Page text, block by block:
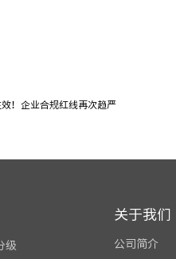
！企业合规红线再次趋严
级
关于我们
公司简介